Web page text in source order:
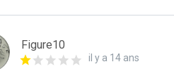
Figure10
il y a 14 ans